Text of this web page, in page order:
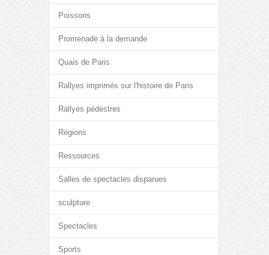
Poissons
Promenade à la demande
Quais de Paris
Rallyes imprimés sur l'histoire de Paris
Rallyes pédestres
Régions
Ressources
Salles de spectacles disparues
sculpture
Spectacles
Sports